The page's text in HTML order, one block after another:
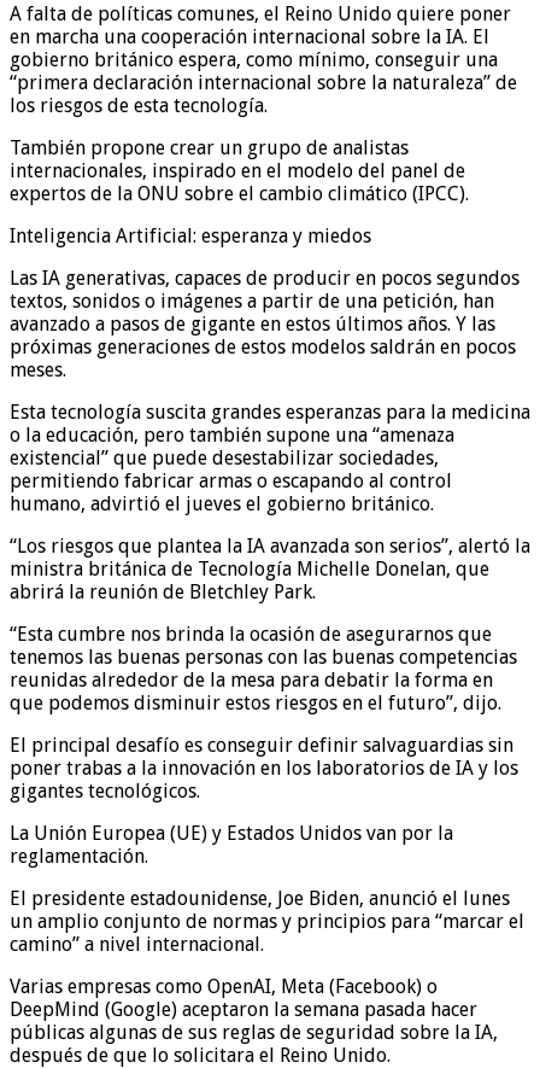
A falta de políticas comunes, el Reino Unido quiere poner
en marcha una cooperación internacional sobre la IA. El
gobierno británico espera, como mínimo, conseguir una
“primera declaración internacional sobre la naturaleza” de
los riesgos de esta tecnología.
También propone crear un grupo de analistas
internacionales, inspirado en el modelo del panel de
expertos de la ONU sobre el cambio climático (IPCC).
Inteligencia Artificial: esperanza y miedos
Las IA generativas, capaces de producir en pocos segundos
textos, sonidos o imágenes a partir de una petición, han
avanzado a pasos de gigante en estos últimos años. Y las
próximas generaciones de estos modelos saldrán en pocos
meses.
Esta tecnología suscita grandes esperanzas para la medicina
o la educación, pero también supone una “amenaza
existencial” que puede desestabilizar sociedades,
permitiendo fabricar armas o escapando al control
humano, advirtió el jueves el gobierno británico.
“Los riesgos que plantea la IA avanzada son serios”, alertó la
ministra británica de Tecnología Michelle Donelan, que
abrirá la reunión de Bletchley Park.
“Esta cumbre nos brinda la ocasión de asegurarnos que
tenemos las buenas personas con las buenas competencias
reunidas alrededor de la mesa para debatir la forma en
que podemos disminuir estos riesgos en el futuro”, dijo.
El principal desafío es conseguir definir salvaguardias sin
poner trabas a la innovación en los laboratorios de IA y los
gigantes tecnológicos.
La Unión Europea (UE) y Estados Unidos van por la
reglamentación.
El presidente estadounidense, Joe Biden, anunció el lunes
un amplio conjunto de normas y principios para “marcar el
camino” a nivel internacional.
Varias empresas como OpenAI, Meta (Facebook) o
DeepMind (Google) aceptaron la semana pasada hacer
públicas algunas de sus reglas de seguridad sobre la IA,
después de que lo solicitara el Reino Unido.